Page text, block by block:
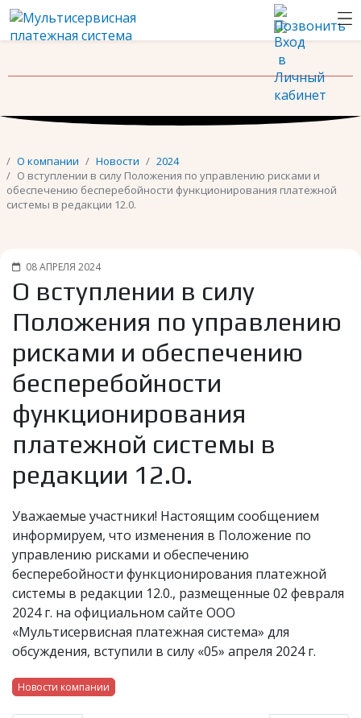
О компании Новости
2024
О вступлении в силу Положения по управлению рисками и
обеспечению бесперебойности функционирования платежной
системы в редакции 12.0.
08 АПРЕЛЯ 2024
О вступлении в силу
Положения по управлению
рисками и обеспечению
бесперебойности
функционирования
платежной системы в
редакции 12.0.
Уважаемые участники! Настоящим сообщением
информируем, что изменения в Положение по
управлению рисками и обеспечению
бесперебойности функционирования платежной
системы в редакции 12.0., размещенные 02 февраля
2024 г. на официальном сайте ООО
«Мультисервисная платежная система» для
обсуждения, вступили в силу «05» апреля 2024 г.
Новости компании